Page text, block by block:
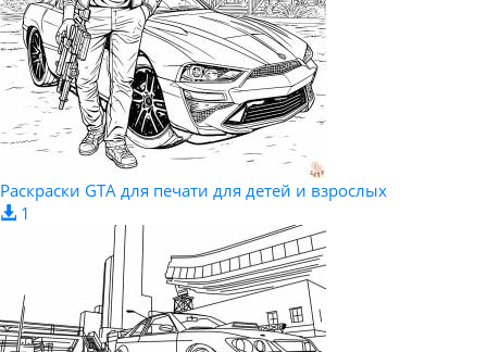
Раскраски GTA для печати для детей и взрослых
1